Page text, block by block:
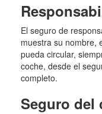
El seguro de
muestra su nombre,
pueda circular,
coche, desde el
completo.
Seguro del